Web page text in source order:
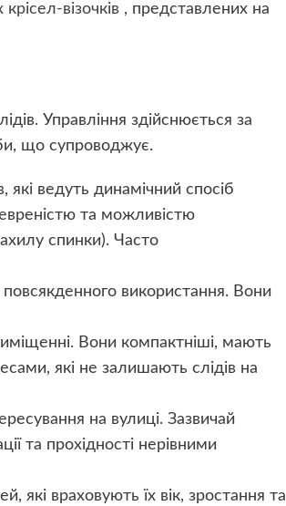
візочків , представлених на
Управління здійснюється за
що супроводжує.
які ведуть динамічний спосіб
та можливістю
спинки). Часто
повсякденного використання. Вони
Вони компактніші, мають
які не залишають слідів на
на вулиці. Зазвичай
та прохідності нерівними
які враховують їх вік, зростання та